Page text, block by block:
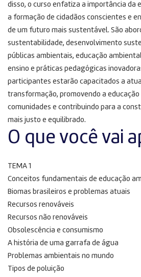
disso, o curso enfatiza a importância da
a formação de cidadãos conscientes e
de um futuro mais sustentável. São
sustentabilidade, desenvolvimento
públicas ambientais, educação
ensino e práticas pedagógicas
participantes estarão capacitados a
transformação, promovendo a
comunidades e contribuindo para a
mais justo e equilibrado.
O que você vai
TEMA 1
Conceitos fundamentais de educação
Biomas brasileiros e problemas atuais
Recursos renováveis
Recursos não renováveis
Obsolescência e consumismo
A história de uma garrafa de água
Problemas ambientais no mundo
Tipos de poluição